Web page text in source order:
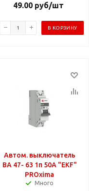
49.00 руб/шт
В КОРЗИНУ
Автом. выключатель
ВА 47- 63 1п 50А "EKF"
PROxima
Много